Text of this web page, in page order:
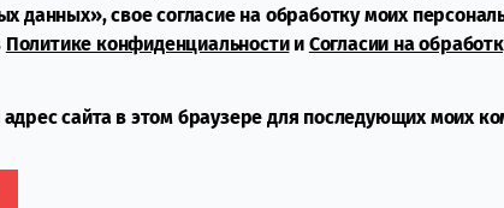
данных», свое согласие на обработку моих
Политике конфиденциальностии Согласии на
сайта в этом браузере для последующих моих